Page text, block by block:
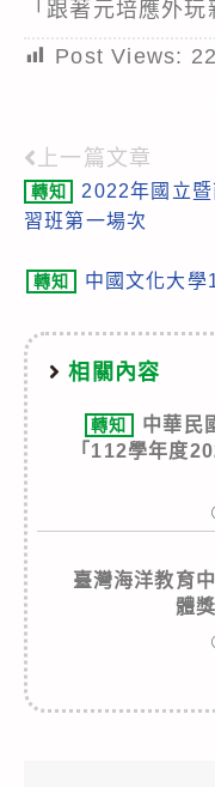
「跟著元培應外
Post Views:
Read
more
上一篇文章
轉知
2022年國立
習班第一場次
轉知 中國文化大學
相關內容
轉知
中華民
「112學年度
臺灣海洋教育
體